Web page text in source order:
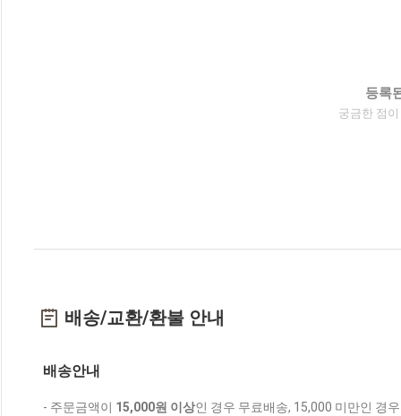
등록
궁금한 점
배송/교환/환불 안내
배송안내
- 주문금액이 15,000원 이상인 경우 무료배송, 15,000 미만인 경